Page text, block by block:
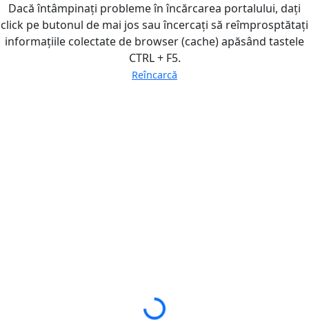
Loading...
Dacă întâmpinați probleme în încărcarea portalului, dați
click pe butonul de mai jos sau încercați să reîmprosptătați
informațiile colectate de browser (cache) apăsând tastele
CTRL + F5.
Reîncarcă